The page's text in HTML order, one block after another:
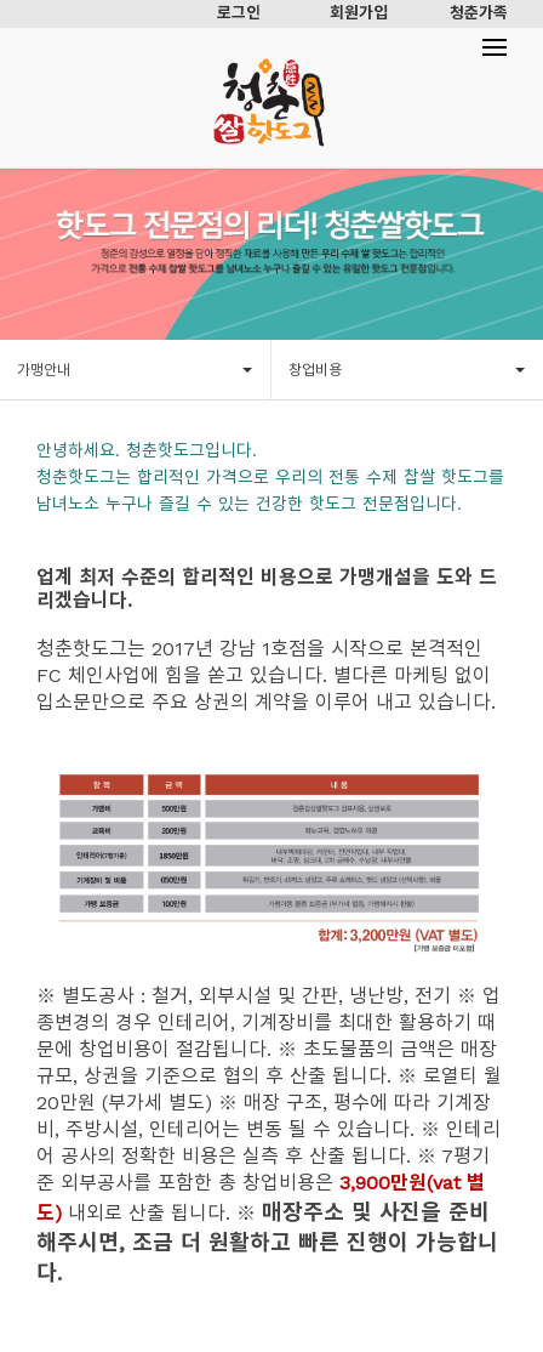
로그인 회원가입 청춘가족
가맹안내 창업비용
안녕하세요. 청춘핫도그입니다.
청춘핫도그는 합리적인 가격으로 우리의 전통 수제 찹쌀 핫도그를
남녀노소 누구나 즐길 수 있는 건강한 핫도그 전문점입니다.
업계 최저 수준의 합리적인 비용으로 가맹개설을 도와 드
리겠습니다.
청춘핫도그는 2017년 강남 1호점을 시작으로 본격적인
FC 체인사업에 힘을 쏟고 있습니다. 별다른 마케팅 없이
입소문만으로 주요 상권의 계약을 이루어 내고 있습니다.
※ 별도공사 : 철거, 외부시설 및 간판, 냉난방, 전기
※ 업
종변경의 경우 인테리어, 기계장비를 최대한 활용하기 때
문에 창업비용이 절감됩니다. ※ 초도물품의 금액은 매장
규모, 상권을 기준으로 협의 후 산출 됩니다. ※ 로열티 월
20만원 (부가세 별도) ※ 매장 구조, 평수에 따라 기계장
비, 주방시설, 인테리어는 변동 될 수 있습니다. ※ 인테리
어 공사의 정확한 비용은 실측 후 산출 됩니다. ※ 7평기
준 외부공사를 포함한 총 창업비용은 3,900만원(vat 별
도) 내외로 산출 됩니다. ※ 매장주소 및 사진을 준비
해주시면, 조금 더 원활하고 빠른 진행이 가능합니
다.